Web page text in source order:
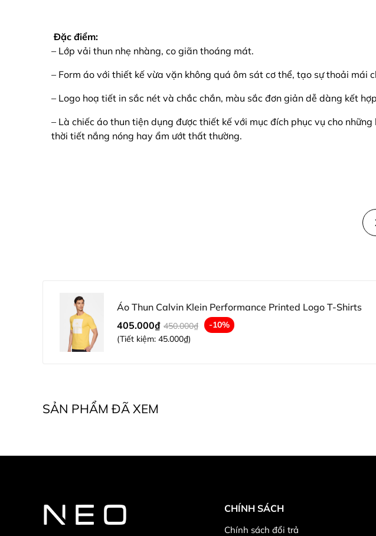
Đặc điểm:
– Lớp vải thun nhẹ nhàng, co giãn thoáng mát.
– Form áo với thiết kế vừa vặn không quá ôm sát cơ thể, tạo sự thoải mái
– Logo hoạ tiết in sắc nét và chắc chắn, màu sắc đơn giản dễ dàng kết
– Là chiếc áo thun tiện dụng được thiết kế với mục đích phục vụ cho
thời tiết nắng nóng hay ẩm ướt thất thường.
Áo Thun Calvin Klein Performance Printed Logo T-Shirts
405.000₫ 450.000₫
-10%
(Tiết kiệm: 45.000₫)
SẢN PHẨM ĐÃ XEM
CHÍNH SÁCH
Chính sách đổi trả